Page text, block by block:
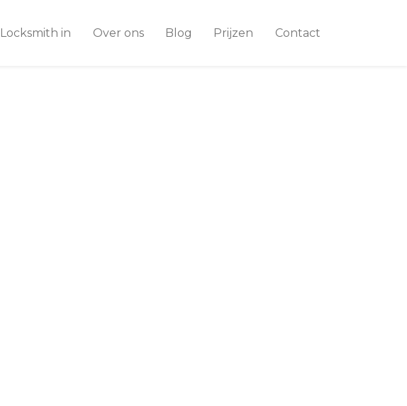
Locksmith in Over ons Blog Prijzen Contact